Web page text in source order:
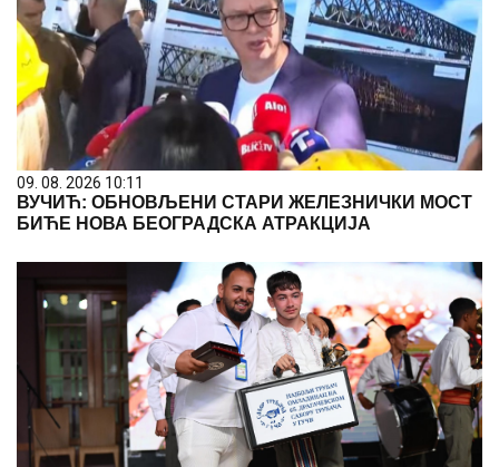
09. 08. 2026 10:11
ВУЧИЋ: ОБНОВЉЕНИ СТАРИ ЖЕЛЕЗНИЧКИ МОСТ
БИЋЕ НОВА БЕОГРАДСКА АТРАКЦИЈА